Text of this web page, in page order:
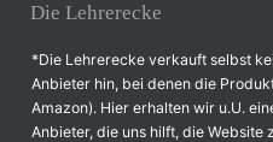
Die Lehrerecke
*Die Lehrerecke verkauft selbst
Anbieter hin, bei denen die
Amazon). Hier erhalten wir u.U.
Anbieter, die uns hilft, die Website